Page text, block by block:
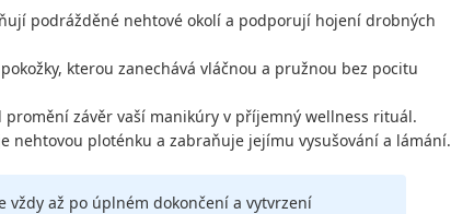
podrážděné nehtové okolí a podporují hojení drobných
kterou zanechává vláčnou a pružnou bez pocitu
promění závěr vaší manikúry v příjemný wellness rituál.
nehtovou ploténku a zabraňuje jejímu vysušování a lámání.
vždy až po úplném dokončení a vytvrzení